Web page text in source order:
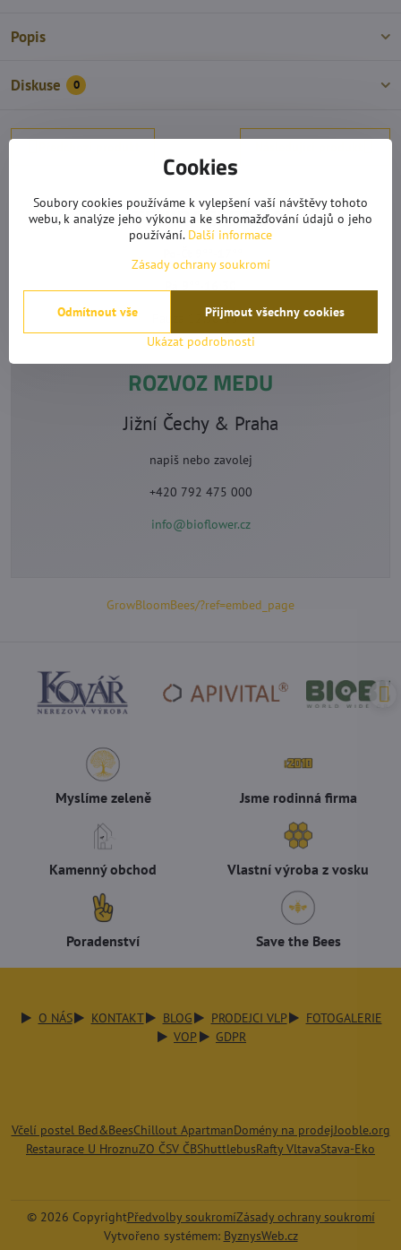
Popis
Diskuse 0
OTEVÍRACÍ DOBA
Pauza 12:30-13°°
ROZVOZ MEDU
Jižní Čechy & Praha
napiš nebo zavolej
+420 792 475 000
info@bioflower.cz
GrowBloomBees/?ref=embed_page
Myslíme zeleně Jsme rodinná firma
Kamenný obchod Vlastní výroba z vosku
Poradenství Save the Bees
O NÁS KONTAKT BLOG PRODEJCI VLP
FOTOGALERIE
VOP
GDPR
Včelí postel Bed&BeesChillout ApartmanDomény na prodejJooble.org
Restaurace U HroznuZO ČSV ČBShuttlebusRafty VltavaStava-Eko
© 2026 CopyrightPředvolby soukromíZásady ochrany soukromí
Vytvořeno systémem: ByznysWeb.cz
Cookies
Soubory cookies používáme k vylepšení vaší návštěvy tohoto
webu, k analýze jeho výkonu a ke shromažďování údajů o jeho
používání. Další informace
Zásady ochrany soukromí
Ukázat podrobnosti
Přijmout všechny cookies
Odmítnout vše